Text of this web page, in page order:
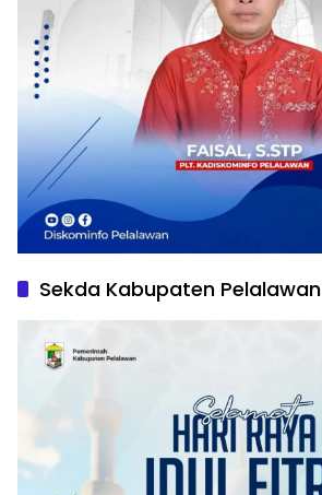
Sekda Kabupaten Pelalawan